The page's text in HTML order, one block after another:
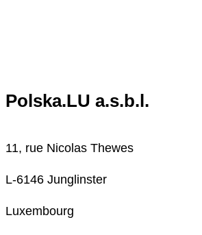
Polska.LU a.s.b.l.
11, rue Nicolas Thewes
L-6146 Junglinster
Luxembourg